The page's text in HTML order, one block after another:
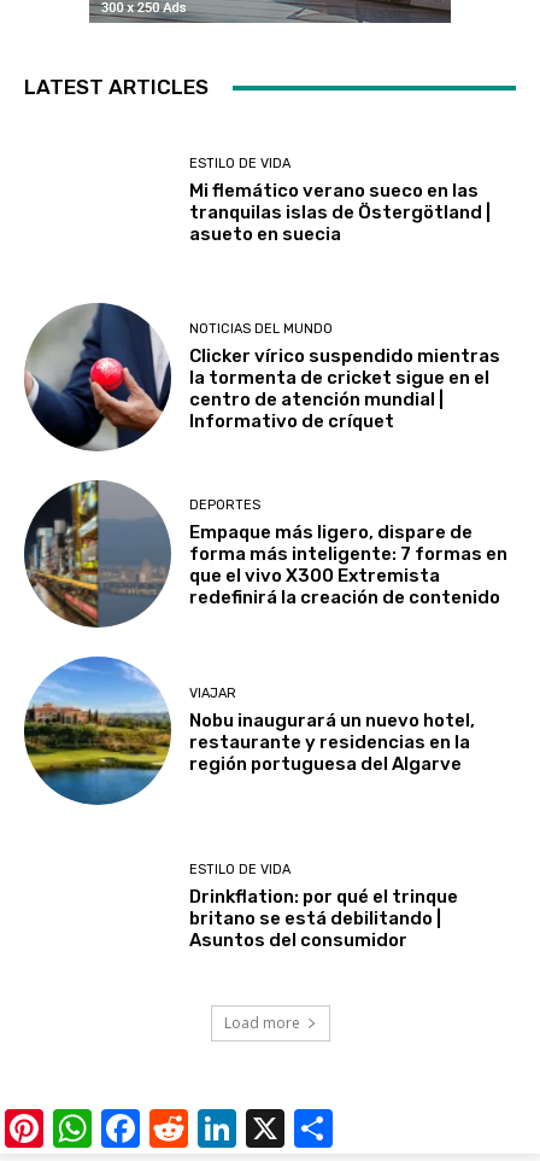
LATEST ARTICLES
ESTILO DE VIDA
Mi flemático verano sueco en las
tranquilas islas de Östergötland |
asueto en suecia
NOTICIAS DEL MUNDO
Clicker vírico suspendido mientras
la tormenta de cricket sigue en el
centro de atención mundial |
Informativo de críquet
DEPORTES
Empaque más ligero, dispare de
forma más inteligente: 7 formas en
que el vivo X300 Extremista
redefinirá la creación de contenido
VIAJAR
Nobu inaugurará un nuevo hotel,
restaurante y residencias en la
región portuguesa del Algarve
ESTILO DE VIDA
Drinkflation: por qué el trinque
britano se está debilitando |
Asuntos del consumidor
Load more
Pinterest
WhatsApp
Facebook
RedditLinkedIn
X